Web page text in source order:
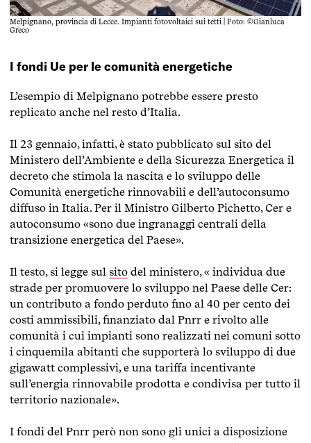
Melpignano, provincia di Lecce. Impianti fotovoltaici sui tetti | Foto: ©Gianluca
Greco
I fondi Ue per le comunità energetiche
L’esempio di Melpignano potrebbe essere presto
replicato anche nel resto d’Italia.
Il 23 gennaio, infatti, è stato pubblicato sul sito del
Ministero dell’Ambiente e della Sicurezza Energetica il
decreto che stimola la nascita e lo sviluppo delle
Comunità energetiche rinnovabili e dell’autoconsumo
diffuso in Italia. Per il Ministro Gilberto Pichetto, Cer e
autoconsumo «sono due ingranaggi centrali della
transizione energetica del Paese».
Il testo, si legge sul sito del ministero, « individua due
strade per promuovere lo sviluppo nel Paese delle Cer:
un contributo a fondo perduto fino al 40 per cento dei
costi ammissibili, finanziato dal Pnrr e rivolto alle
comunità i cui impianti sono realizzati nei comuni sotto
i cinquemila abitanti che supporterà lo sviluppo di due
gigawatt complessivi, e una tariffa incentivante
sull’energia rinnovabile prodotta e condivisa per tutto il
territorio nazionale».
I fondi del Pnrr però non sono gli unici a disposizione